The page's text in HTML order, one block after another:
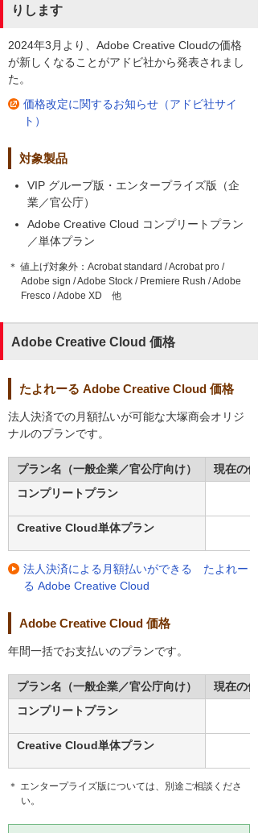
りします
2024年3月より、Adobe Creative Cloudの価格
が新しくなることがアドビ社から発表されまし
た。
価格改定に関するお知らせ（アドビ社サイ
ト）
対象製品
VIP グループ版・エンタープライズ版（企
業／官公庁）
Adobe Creative Cloud コンプリートプラン
／単体プラン
＊ 値上げ対象外：Acrobat standard / Acrobat pro /
Adobe sign / Adobe Stock / Premiere Rush / Adobe
Fresco / Adobe XD 他
Adobe Creative Cloud 価格
たよれーる Adobe Creative Cloud 価格
法人決済での月額払いが可能な大塚商会オリジ
ナルのプランです。
プラン名（一般企業／官公庁向け）
現在の
コンプリートプラン
Creative Cloud単体プラン
法人決済による月額払いができる たよれー
る Adobe Creative Cloud
Adobe Creative Cloud 価格
年間一括でお支払いのプランです。
プラン名（一般企業／官公庁向け）
現在の
コンプリートプラン
Creative Cloud単体プラン
＊ エンタープライズ版については、別途ご相談くださ
い。